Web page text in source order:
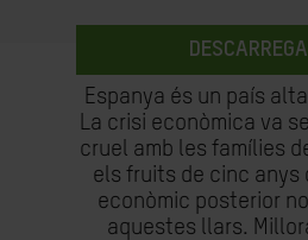
Espanya és un país
La crisi econòmica va
cruel amb les famílies
els fruits de cinc anys
econòmic posterior
aquestes llars.